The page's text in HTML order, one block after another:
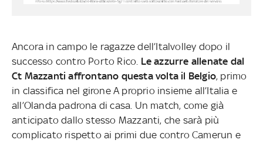
Ancora in campo le ragazze dell’Italvolley dopo il
successo contro Porto Rico. Le azzurre allenate dal
Ct Mazzanti affrontano questa volta il Belgio, primo
in classifica nel girone A proprio insieme all’Italia e
all’Olanda padrona di casa. Un match, come già
anticipato dallo stesso Mazzanti, che sarà più
complicato rispetto ai primi due contro Camerun e